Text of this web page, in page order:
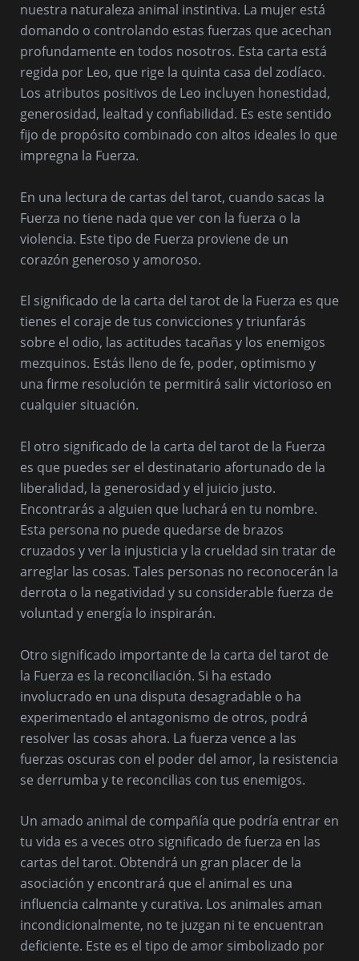
nuestra naturaleza animal instintiva. La mujer está
domando o controlando estas fuerzas que acechan
profundamente en todos nosotros. Esta carta está
regida por Leo, que rige la quinta casa del zodíaco.
Los atributos positivos de Leo incluyen honestidad,
generosidad, lealtad y confiabilidad. Es este sentido
fijo de propósito combinado con altos ideales lo que
impregna la Fuerza.
En una lectura de cartas del tarot, cuando sacas la
Fuerza no tiene nada que ver con la fuerza o la
violencia. Este tipo de Fuerza proviene de un
corazón generoso y amoroso.
El significado de la carta del tarot de la Fuerza es que
tienes el coraje de tus convicciones y triunfarás
sobre el odio, las actitudes tacañas y los enemigos
mezquinos. Estás lleno de fe, poder, optimismo y
una firme resolución te permitirá salir victorioso en
cualquier situación.
El otro significado de la carta del tarot de la Fuerza
es que puedes ser el destinatario afortunado de la
liberalidad, la generosidad y el juicio justo.
Encontrarás a alguien que luchará en tu nombre.
Esta persona no puede quedarse de brazos
cruzados y ver la injusticia y la crueldad sin tratar de
arreglar las cosas. Tales personas no reconocerán la
derrota o la negatividad y su considerable fuerza de
voluntad y energía lo inspirarán.
Otro significado importante de la carta del tarot de
la Fuerza es la reconciliación. Si ha estado
involucrado en una disputa desagradable o ha
experimentado el antagonismo de otros, podrá
resolver las cosas ahora. La fuerza vence a las
fuerzas oscuras con el poder del amor, la resistencia
se derrumba y te reconcilias con tus enemigos.
Un amado animal de compañía que podría entrar en
tu vida es a veces otro significado de fuerza en las
cartas del tarot. Obtendrá un gran placer de la
asociación y encontrará que el animal es una
influencia calmante y curativa. Los animales aman
incondicionalmente, no te juzgan ni te encuentran
deficiente. Este es el tipo de amor simbolizado por